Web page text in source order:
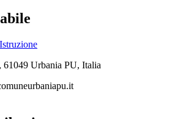
61049 Urbania PU, Italia